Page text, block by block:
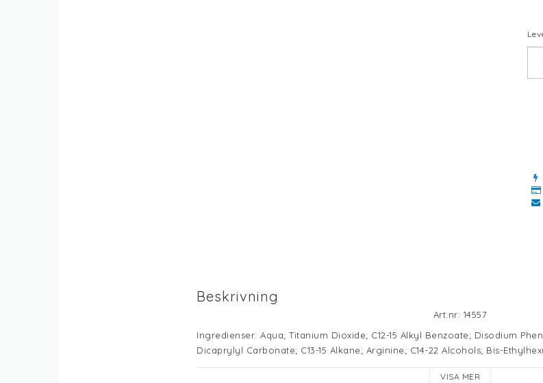
Beskrivning
Art.nr: 14557
Ingredienser: Aqua; Titanium Dioxide; C12-15 Alkyl Benzoate; Disodium
Dicaprylyl Carbonate; C13-15 Alkane; Arginine; C14-22 Alcohols; Bis-
Hexylene Glycol; Diethylamino Hydroxybenzoyl Hexyl Benzoate;
Cocoate; Phenylbenzimidazole Sulfonic Acid; Trilaureth-4 Phosphate; CI
VISA MER